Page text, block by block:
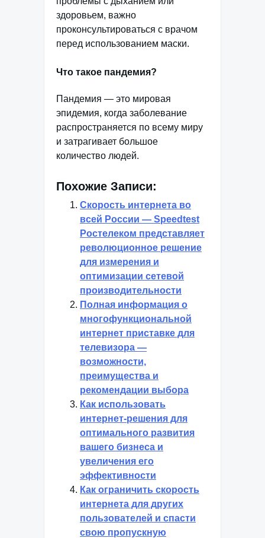
здоровьем, важно
проконсультироваться с врачом
перед использованием маски.
Что такое пандемия?
Пандемия — это мировая
эпидемия, когда заболевание
распространяется по всему миру
и затрагивает большое
количество людей.
Похожие Записи:
Скорость интернета во
всей России — Speedtest
Ростелеком представляет
революционное решение
для измерения и
оптимизации сетевой
производительности
Полная информация о
многофункциональной
интернет приставке для
телевизора —
возможности,
преимущества и
рекомендации выбора
Как использовать
интернет-решения для
оптимального развития
вашего бизнеса и
увеличения его
эффективности
Как ограничить скорость
интернета для других
пользователей и спасти
свою пропускную